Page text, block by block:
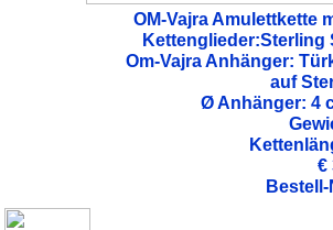
OM-Vajra Amulettkette
Kettenglieder:Sterling
Om-Vajra Anhänger:
auf
Ø Anhänger: 4
€
Bestell-